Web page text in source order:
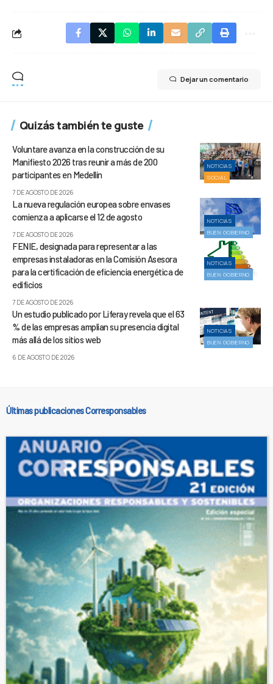
Dejar un comentario
Quizás también te guste
NOTICIAS
SOCIAL
Voluntare avanza en la construcción de su
Manifiesto 2026 tras reunir a más de 200
participantes en Medellín
7 DE AGOSTO DE 2026
NOTICIAS
BUEN GOBIERNO
La nueva regulación europea sobre envases
comienza a aplicarse el 12 de agosto
7 DE AGOSTO DE 2026
NOTICIAS
BUEN GOBIERNO
FENIE, designada para representar a las
empresas instaladoras en la Comisión Asesora
para la certificación de eficiencia energética de
edificios
7 DE AGOSTO DE 2026
NOTICIAS
BUEN GOBIERNO
Un estudio publicado por Liferay revela que el 63
% de las empresas amplían su presencia digital
más allá de los sitios web
6 DE AGOSTO DE 2026
Últimas publicaciones Corresponsables